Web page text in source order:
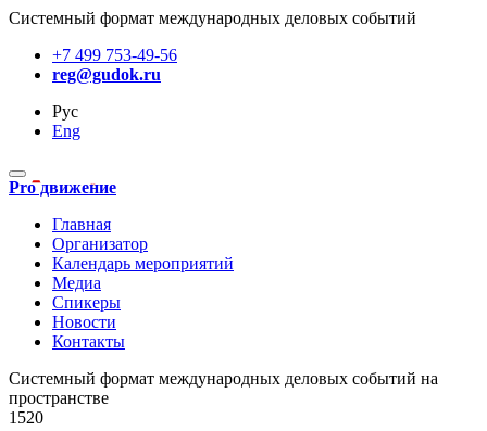
Системный формат международных деловых событий
+7 499 753-49-56
reg@gudok.ru
Рус
Eng
Pro движение
Главная
Организатор
Календарь мероприятий
Медиа
Спикеры
Новости
Контакты
Cистемный формат международных деловых событий на
пространстве
1520